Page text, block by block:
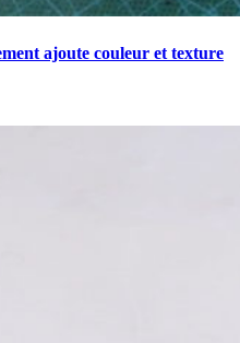
ajoute couleur et texture